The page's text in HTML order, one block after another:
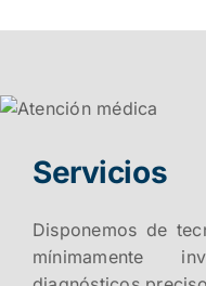
Servicios
Disponemos de
mínimamente